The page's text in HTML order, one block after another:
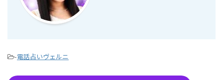
-電話占いヴェルニ